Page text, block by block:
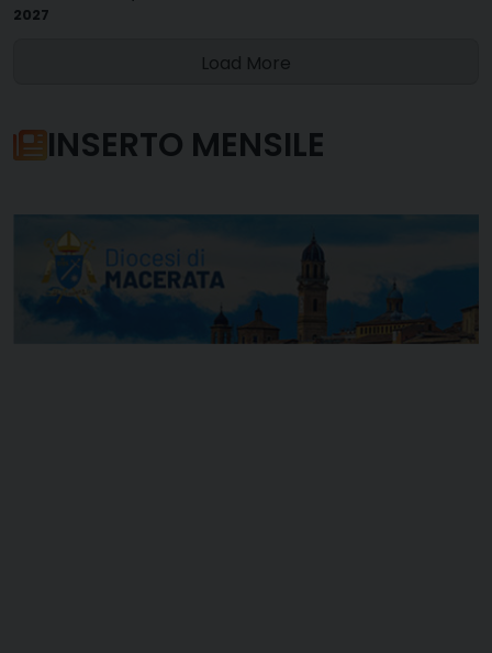
2027
Load More
INSERTO MENSILE